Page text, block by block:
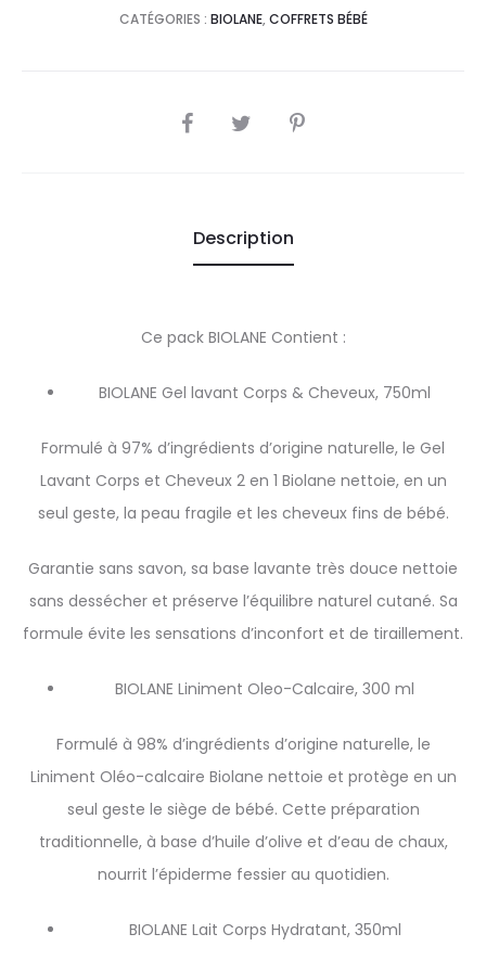
CATÉGORIES : BIOLANE, COFFRETS BÉBÉ
SHARE
Description
Ce pack BIOLANE Contient :
BIOLANE Gel lavant Corps & Cheveux, 750ml
Formulé à 97% d’ingrédients d’origine naturelle, le Gel
Lavant Corps et Cheveux 2 en 1 Biolane nettoie, en un
seul geste, la peau fragile et les cheveux fins de bébé.
Garantie sans savon, sa base lavante très douce nettoie
sans dessécher et préserve l’équilibre naturel cutané. Sa
formule évite les sensations d’inconfort et de tiraillement.
BIOLANE Liniment Oleo-Calcaire, 300 ml
Formulé à 98% d’ingrédients d’origine naturelle, le
Liniment Oléo-calcaire Biolane nettoie et protège en un
seul geste le siège de bébé. Cette préparation
traditionnelle, à base d’huile d’olive et d’eau de chaux,
nourrit l’épiderme fessier au quotidien.
BIOLANE Lait Corps Hydratant, 350ml